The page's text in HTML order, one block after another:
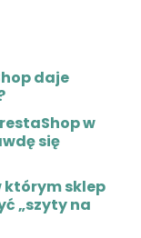
daje
w
się
którym sklep
„szyty na